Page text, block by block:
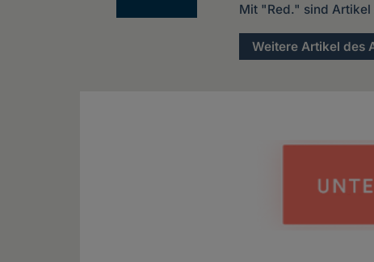
Mit "Red." sind
Weitere Artikel des